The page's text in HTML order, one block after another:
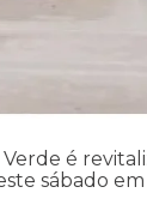
é
sábado